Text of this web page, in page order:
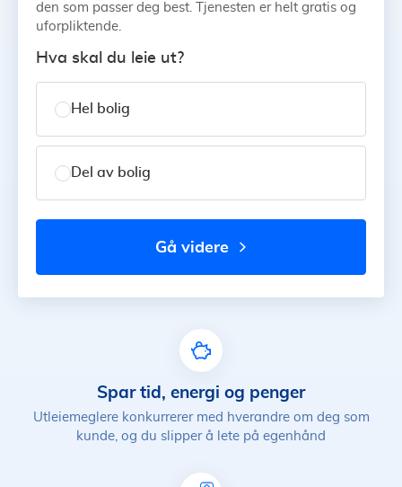
den som passer deg best. Tjenesten er helt gratis og
uforpliktende.
Hva skal du leie ut?
Hel bolig
Del av bolig
gå videre
Spar tid, energi og penger
Utleiemeglere konkurrerer med hverandre om deg som
kunde, og du slipper å lete på egenhånd